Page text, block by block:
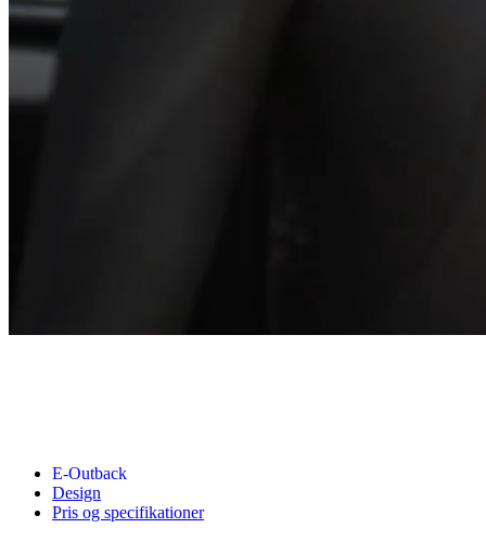
E-Outback
Design
Pris og specifikationer